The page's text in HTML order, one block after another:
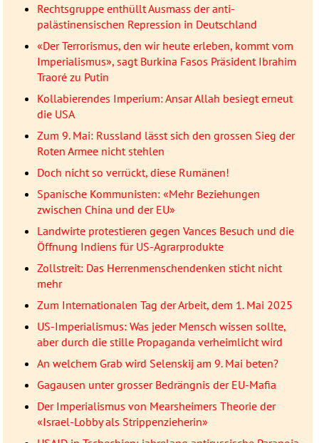
Rechtsgruppe enthüllt Ausmass der anti-
palästinensischen Repression in Deutschland
«Der Terrorismus, den wir heute erleben, kommt vom
Imperialismus», sagt Burkina Fasos Präsident Ibrahim
Traoré zu Putin
Kollabierendes Imperium: Ansar Allah besiegt erneut
die USA
Zum 9. Mai: Russland lässt sich den grossen Sieg der
Roten Armee nicht stehlen
Doch nicht so verrückt, diese Rumänen!
Spanische Kommunisten: «Mehr Beziehungen
zwischen China und der EU»
Landwirte protestieren gegen Vances Besuch und die
Öffnung Indiens für US-Agrarprodukte
Zollstreit: Das Herrenmenschendenken sticht nicht
mehr
Zum Internationalen Tag der Arbeit, dem 1. Mai 2025
US-Imperialismus: Was jeder Mensch wissen sollte,
aber durch die stille Propaganda verheimlicht wird
An welchem Grab wird Selenskij am 9. Mai beten?
Gagausen unter grosser Bedrängnis der EU-Mafia
Der Imperialismus von Mearsheimers Theorie der
«Israel-Lobby als Strippenzieherin»